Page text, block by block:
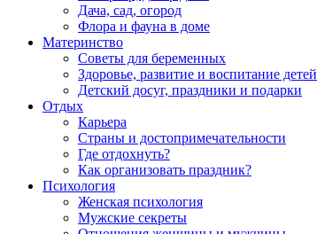
Дача, сад, огород
Флора и фауна в доме
Материнство
Советы для беременных
Здоровье, развитие и воспитание детей
Детский досуг, праздники и подарки
Отдых
Карьера
Страны и достопримечательности
Где отдохнуть?
Как организовать праздник?
Психология
Женская психология
Мужские секреты